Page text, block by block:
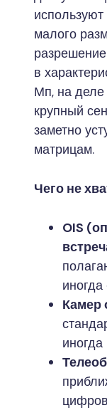
малого
в
Мп, на
крупный
заметно
матрицам.
Чего не
OIS
иногда
Камер